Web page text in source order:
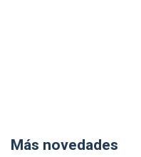
Más novedades